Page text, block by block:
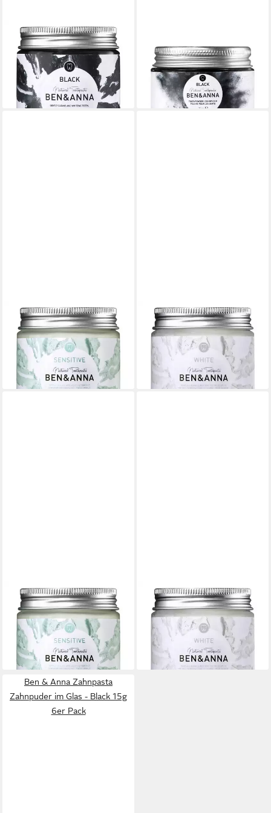
BEN & ANNA
Zahnpasta Zahnpasta im Glas
- Black 100ml 2er Pack
13,98 €
(69,90 €/ 1 l)
lieferbar - in 3-4 Werktagen bei dir
Zahnpasta Zahnpuder im Glas
- Black 15g 2er Pack
13,98 €
(466,00 €/ 1 kg)
lieferbar - in 3-4 Werktagen bei dir
BEN & ANNA
Zahnpasta Zahnpasta im Glas
- Sensitive 100ml 6er Pack
41,94 €
(69,90 €/ 1 l)
lieferbar - in 3-4 Werktagen bei dir
BEN & ANNA
Zahnpasta Zahnpasta im Glas
- White 100ml 6er Pack
41,94 €
(69,90 €/ 1 l)
lieferbar - in 3-4 Werktagen bei dir
BEN & ANNA
Zahnpasta Zahnpasta im Glas
- Sensitive 100ml 2er Pack
13,98 €
(69,90 €/ 1 l)
lieferbar - in 3-4 Werktagen bei dir
BEN & ANNA
Zahnpasta Zahnpasta im Glas
- White 100ml 2er Pack
13,98 €
(69,90 €/ 1 l)
lieferbar - in 3-4 Werktagen bei dir
Ben & Anna Zahnpasta
Zahnpuder im Glas - Black 15g
6er Pack